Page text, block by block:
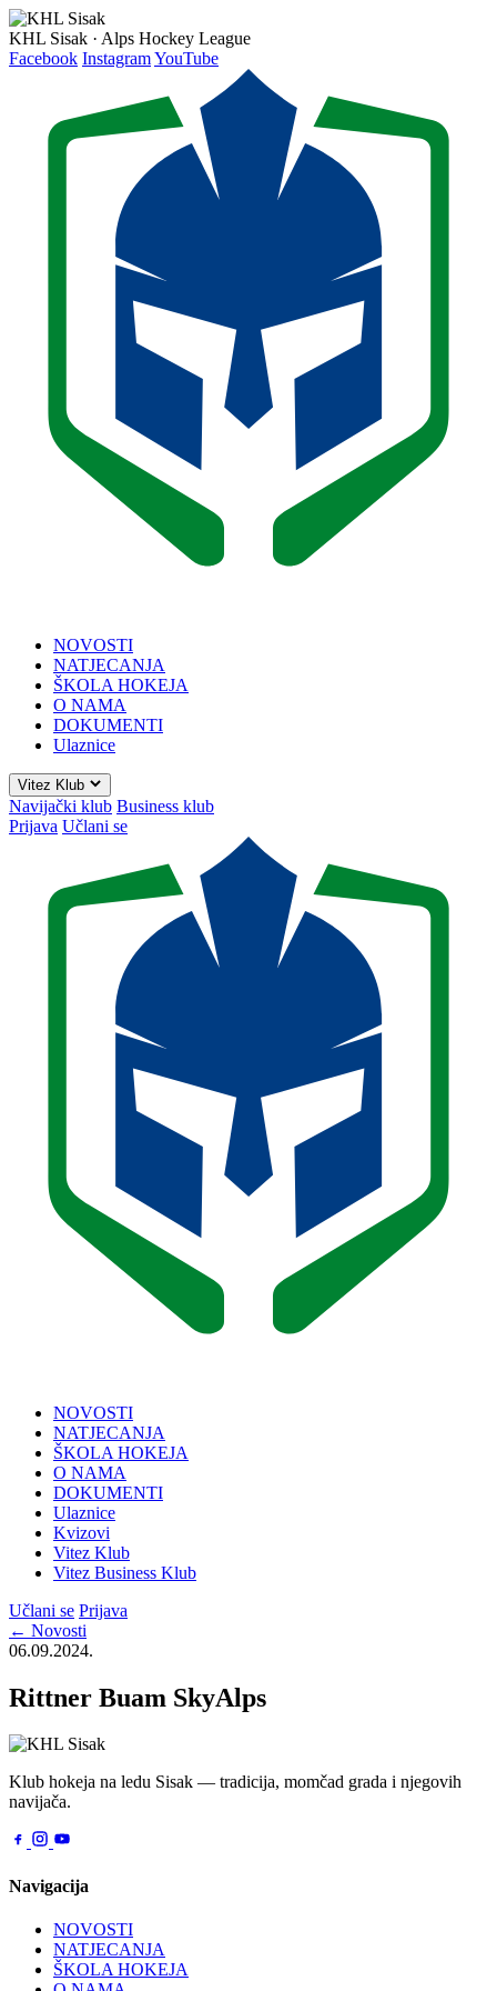
KHL Sisak · Alps Hockey League
Facebook InstagramYouTube
NOVOSTI
NATJECANJA
ŠKOLA HOKEJA
O NAMA
DOKUMENTI
Ulaznice
Vitez Klub
Navijački klub Business klub
Prijava Učlani se
NOVOSTI
NATJECANJA
ŠKOLA HOKEJA
O NAMA
DOKUMENTI
Ulaznice
Kvizovi
Vitez Klub
Vitez Business Klub
Učlani se Prijava
← Novosti
06.09.2024.
Rittner Buam SkyAlps
Klub hokeja na ledu Sisak — tradicija, momčad grada i njegovih
navijača.
Navigacija
NOVOSTI
NATJECANJA
ŠKOLA HOKEJA